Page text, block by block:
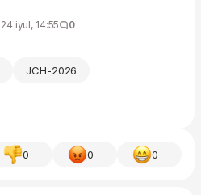
24 iyul, 14:55 0
JCH-2026
0 0 0